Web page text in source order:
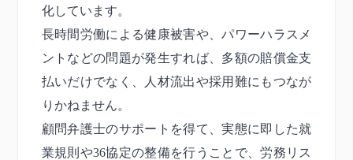
化しています。
長時間労働による健康被害や、パワーハラスメ
ントなどの問題が発生すれば、多額の賠償金支
払いだけでなく、人材流出や採用難にもつなが
りかねません。
顧問弁護士のサポートを得て、実態に即した就
業規則や36協定の整備を行うことで、労務リス